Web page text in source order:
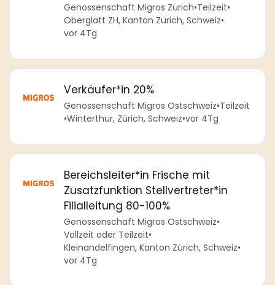
Genossenschaft Migros Zürich•Teilzeit•
Oberglatt ZH, Kanton Zürich, Schweiz•
vor 4Tg
Verkäufer*in 20%
Genossenschaft Migros Ostschweiz•Teilzeit
•Winterthur, Zürich, Schweiz•vor 4Tg
Bereichsleiter*in Frische mit
Zusatzfunktion Stellvertreter*in
Filialleitung 80-100%
Genossenschaft Migros Ostschweiz•
Vollzeit oder Teilzeit•
Kleinandelfingen, Kanton Zürich, Schweiz•
vor 4Tg